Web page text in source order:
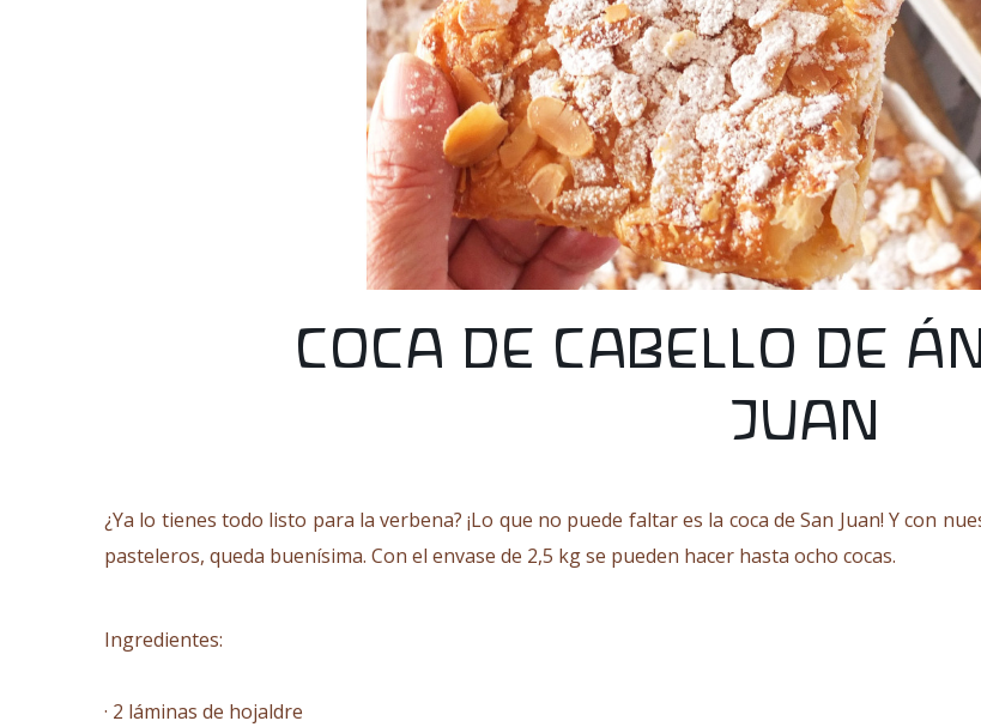
COCA DE CABELLO DE
JUAN
¿Ya lo tienes todo listo para la verbena? ¡Lo que no puede faltar es la coca de San Juan! Y con
pasteleros, queda buenísima. Con el envase de 2,5 kg se pueden hacer hasta ocho cocas.
Ingredientes:
· 2 láminas de hojaldre